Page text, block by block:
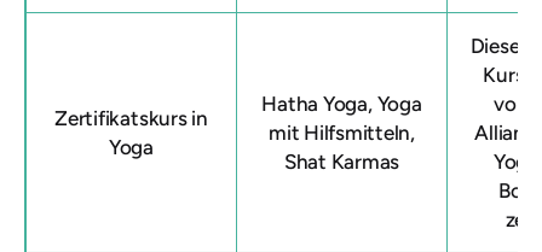
Zertifikatskurs in
Yoga
Hatha Yoga, Yoga
mit Hilfsmitteln,
Shat Karmas
Dieser
Kurs
von